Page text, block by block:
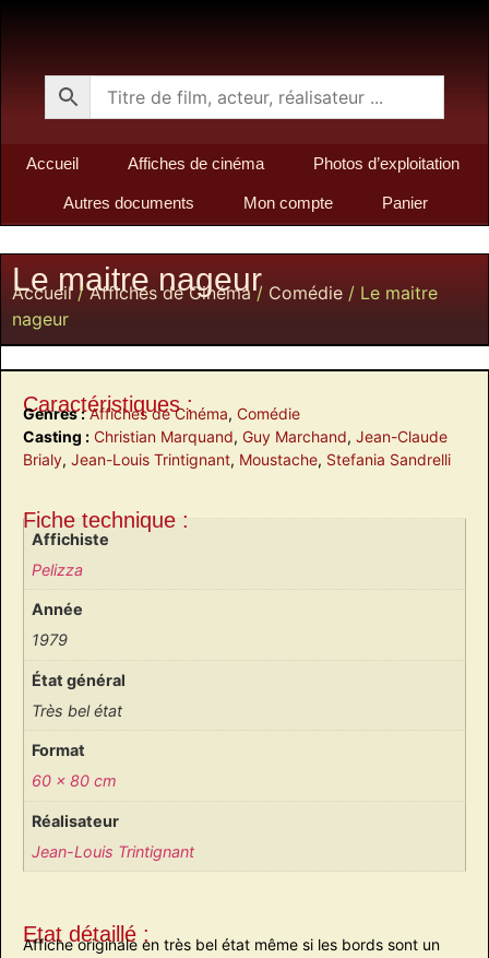
Accueil Affiches de cinéma Photos d’exploitation
Autres documents Mon compte Panier
Le maitre nageur
Accueil/Affiches de Cinéma/ Comédie / Le maitre
nageur
Caractéristiques :
Genres : Affiches de Cinéma, Comédie
Casting : Christian Marquand, Guy Marchand, Jean-Claude
Brialy, Jean-Louis Trintignant, Moustache, Stefania Sandrelli
Fiche technique :
Affichiste
Pelizza
Année
1979
État général
Très bel état
Format
60 x 80 cm
Réalisateur
Jean-Louis Trintignant
Etat détaillé :
Affiche originale en très bel état même si les bords sont un